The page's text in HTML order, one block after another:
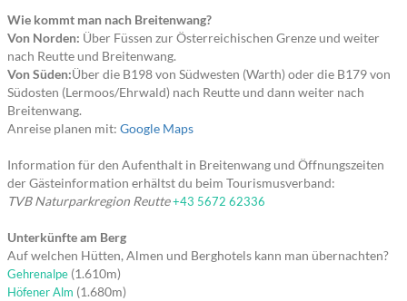
Wie kommt man nach Breitenwang?
Von Norden: Über Füssen zur Österreichischen Grenze und weiter
nach Reutte und Breitenwang.
Von Süden:Über die B198 von Südwesten (Warth) oder die B179 von
Südosten (Lermoos/Ehrwald) nach Reutte und dann weiter nach
Breitenwang.
Anreise planen mit: Google Maps
Information für den Aufenthalt in Breitenwang und Öffnungszeiten
der Gästeinformation erhältst du beim Tourismusverband:
TVB Naturparkregion Reutte+43 5672 62336
Unterkünfte am Berg
Auf welchen Hütten, Almen und Berghotels kann man übernachten?
Gehrenalpe (1.610m)
Höfener Alm (1.680m)